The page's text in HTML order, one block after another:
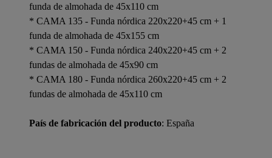
funda de almohada de 45x110 cm
* CAMA 135 - Funda nórdica 220x220+45 cm + 1
funda de almohada de 45x155 cm
* CAMA 150 - Funda nórdica 240x220+45 cm + 2
fundas de almohada de 45x90 cm
* CAMA 180 - Funda nórdica 260x220+45 cm + 2
fundas de almohada de 45x110 cm
País de fabricación del producto: España